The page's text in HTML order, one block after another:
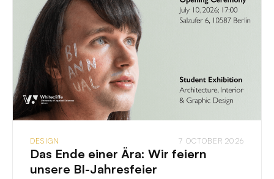
DESIGN 7 OCTOBER 2026
Das Ende einer Ära: Wir feiern
unsere BI-Jahresfeier